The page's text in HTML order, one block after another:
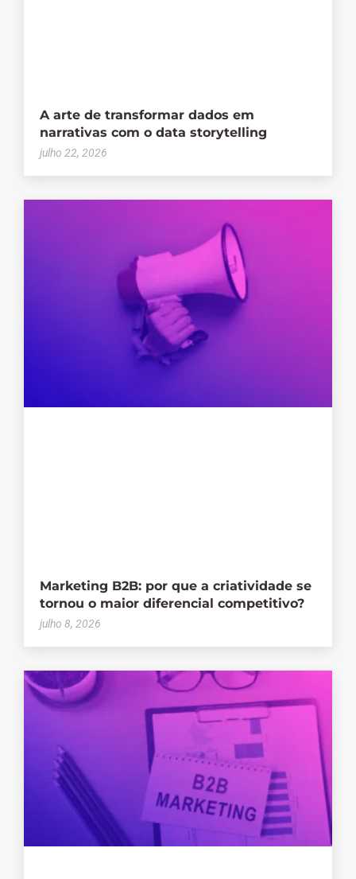
A arte de transformar dados em
narrativas com o data storytelling
julho 22, 2026
Marketing B2B: por que a criatividade se
tornou o maior diferencial competitivo?
julho 8, 2026